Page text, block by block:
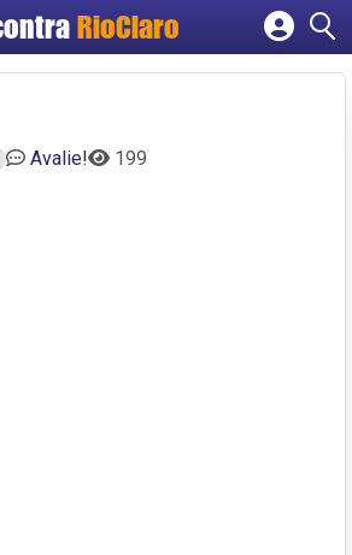
RioClaro
Cadastrar empresa
Avalie! 199